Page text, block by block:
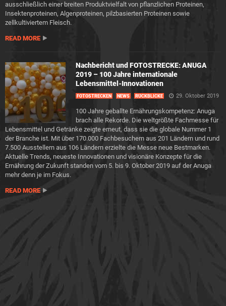
ausschließlich einer breiten Produktvielfalt von pflanzlichen Proteinen,
Insektenproteinen, Algenproteinen, pilzbasierten Proteinen sowie
zellkultiviertem Fleisch.
READ MORE
Nachbericht und FOTOSTRECKE: ANUGA
2019 – 100 Jahre internationale
Lebensmittel-Innovationen
FOTOSTRECKEN NEWS RÜCKBLICKE 29. Oktober 2019
100 Jahre geballte Ernährungskompetenz: Anuga
brach alle Rekorde. Die weltgrößte Fachmesse für
Lebensmittel und Getränke zeigte erneut, dass sie die globale Nummer 1
der Branche ist. Mit über 170.000 Fachbesuchern aus 201 Ländern und rund
7.500 Ausstellern aus 106 Ländern erzielte die Messe neue Bestmarken.
Aktuelle Trends, neueste Innovationen und visionäre Konzepte für die
Ernährung der Zukunft standen vom 5. bis 9. Oktober 2019 auf der Anuga
mehr denn je im Fokus.
READ MORE